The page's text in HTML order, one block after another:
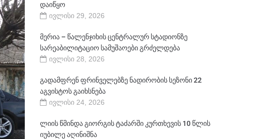
დაიწყო
ივლისი 29, 2026
მერია – წალენჯიხის ცენტრალურ სტადიონზე
სარეაბილიტაციო სამუშაოები გრძელდება
ივლისი 28, 2026
გადამფრენ ფრინველებზე ნადირობის სეზონი 22
აგვისტოს გაიხსნება
ივლისი 24, 2026
ლიის წმინდა გიორგის ტაძარში კურთხევის 10 წლის
იუბილე აღინიშნა